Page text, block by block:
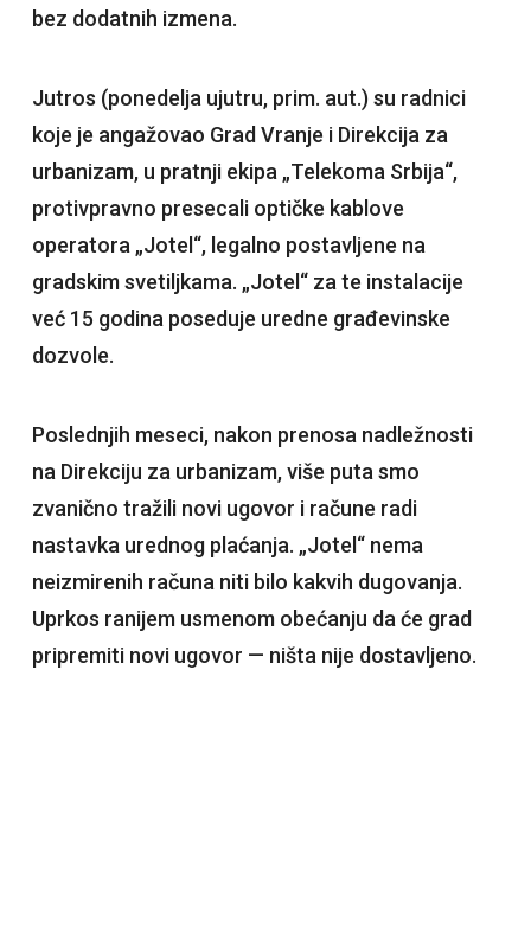
bez dodatnih izmena.
Jutros (ponedelja ujutru, prim. aut.) su radnici
koje je angažovao Grad Vranje i Direkcija za
urbanizam, u pratnji ekipa „Telekoma Srbija“,
protivpravno presecali optičke kablove
operatora „Jotel“, legalno postavljene na
gradskim svetiljkama. „Jotel“ za te instalacije
već 15 godina poseduje uredne građevinske
dozvole.
Poslednjih meseci, nakon prenosa nadležnosti
na Direkciju za urbanizam, više puta smo
zvanično tražili novi ugovor i račune radi
nastavka urednog plaćanja. „Jotel“ nema
neizmirenih računa niti bilo kakvih dugovanja.
Uprkos ranijem usmenom obećanju da će grad
pripremiti novi ugovor — ništa nije dostavljeno.